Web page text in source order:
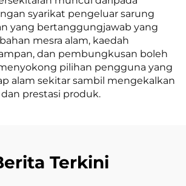
syarikat pengeluar sarung
yang bertanggungjawab yang
mesra alam, kaedah
dan pembungkusan boleh
pilihan pengguna yang
alam sekitar sambil mengekalkan
prestasi produk.
Terkini